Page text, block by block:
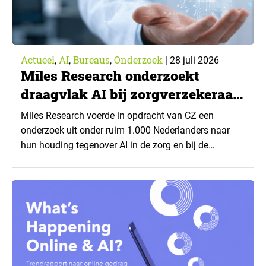
Actueel, AI, Bureaus, Onderzoek | 28 juli 2026
Miles Research onderzoekt
draagvlak AI bij zorgverzekeraar
CZ
Miles Research voerde in opdracht van CZ een
onderzoek uit onder ruim 1.000 Nederlanders naar
hun houding tegenover AI in de zorg en bij de
toepassingen, en waar trekken zij een grens? Dit
artikel is aangeleverd door kennispartner Miles
Research. ▼ De uitkomsten zijn…